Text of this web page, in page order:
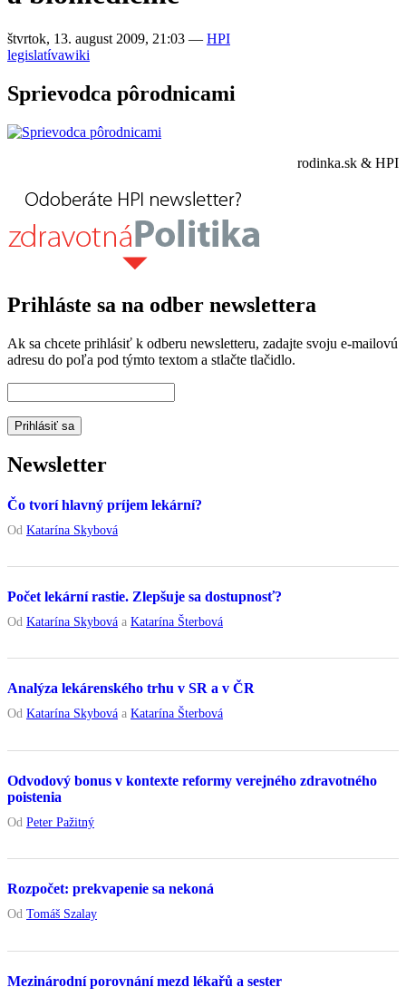
štvrtok, 13. august 2009, 21:03 — HPI
legislatívawiki
Sprievodca pôrodnicami
rodinka.sk & HPI
Prihláste sa na odber newslettera
Ak sa chcete prihlásiť k odberu newsletteru, zadajte svoju e-mailovú
adresu do poľa pod týmto textom a stlačte tlačidlo.
Newsletter
Čo tvorí hlavný príjem lekární?
Od Katarína Skybová
Počet lekární rastie. Zlepšuje sa dostupnosť?
Od Katarína Skybová a Katarína Šterbová
Analýza lekárenského trhu v SR a v ČR
Od Katarína Skybová a Katarína Šterbová
Odvodový bonus v kontexte reformy verejného zdravotného
poistenia
Od Peter Pažitný
Rozpočet: prekvapenie sa nekoná
Od Tomáš Szalay
Mezinárodní porovnání mezd lékařů a sester